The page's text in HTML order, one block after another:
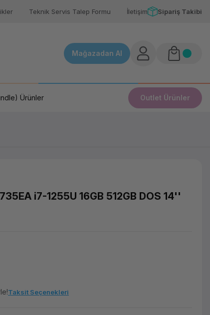
Teknik Servis Talep Formu İletişim Sipariş Takibi
Mağazadan Al
Ürünler Outlet Ürünler
i7-1255U 16GB 512GB DOS 14''
Taksit Seçenekleri